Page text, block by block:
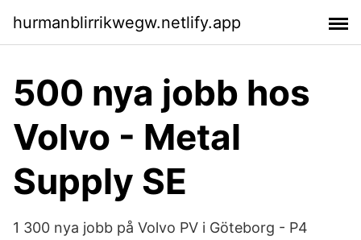
hurmanblirrikwegw.netlify.app
500 nya jobb hos
Volvo - Metal
Supply SE
1 300 nya jobb på Volvo PV i Göteborg - P4